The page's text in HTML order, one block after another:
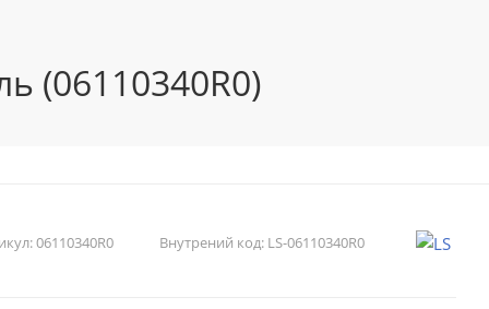
(06110340R0)
06110340R0 Внутрений код: LS-06110340R0